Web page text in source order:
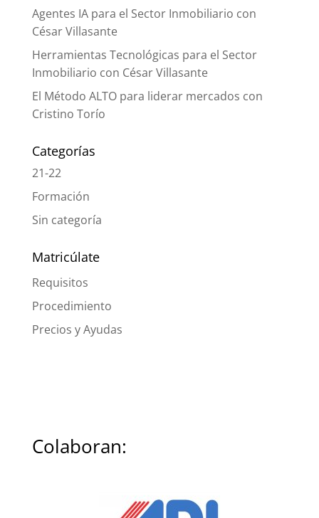
Agentes IA para el Sector Inmobiliario con
César Villasante
Herramientas Tecnológicas para el Sector
Inmobiliario con César Villasante
El Método ALTO para liderar mercados con
Cristino Torío
Categorías
21-22
Formación
Sin categoría
Matricúlate
Requisitos
Procedimiento
Precios y Ayudas
Colaboran: